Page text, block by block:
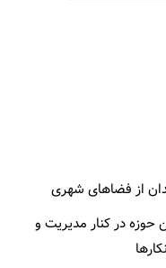
از فضاهای شهری
حوزه در کنار مدیریت و